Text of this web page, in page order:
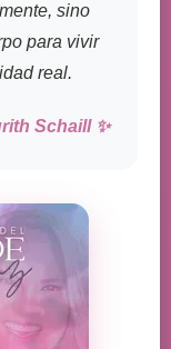
sino
para vivir
real.
Schaill ✨